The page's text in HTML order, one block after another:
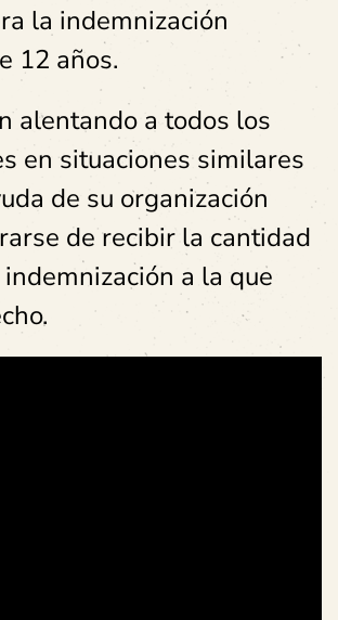
la indemnización
12 años.
alentando a todos los
en situaciones similares
de su organización
de recibir la cantidad
a la que